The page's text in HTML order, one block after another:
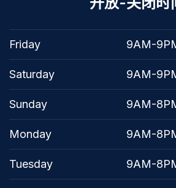
Friday 9AM-
Saturday 9AM-
Sunday 9AM-
Monday 9AM-
Tuesday 9AM-